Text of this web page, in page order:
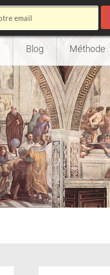
Blog Méthode